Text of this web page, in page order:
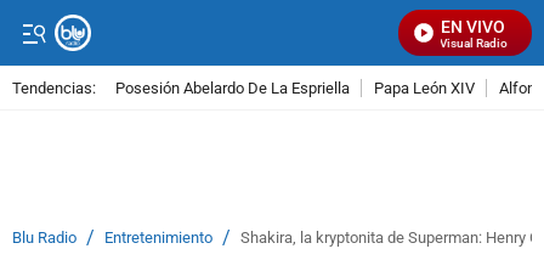
EN VIVO
Señal Visual Radio
Tendencias: Posesión Abelardo De La Espriella Papa León XIV
Blu Radio / Entretenimiento / Shakira, la kryptonita de Superman: Henry